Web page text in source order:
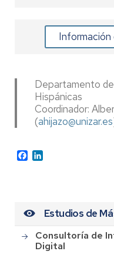
Departamento
Hispánicas
Coordinador:
(ahijazo@unizar.es
Facebook
Estudios de
Consultoría de
Digital